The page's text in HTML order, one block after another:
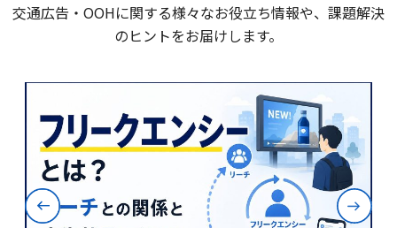
交通広告・OOHに関する様々なお役立ち情報や、課題解決
のヒントをお届けします。